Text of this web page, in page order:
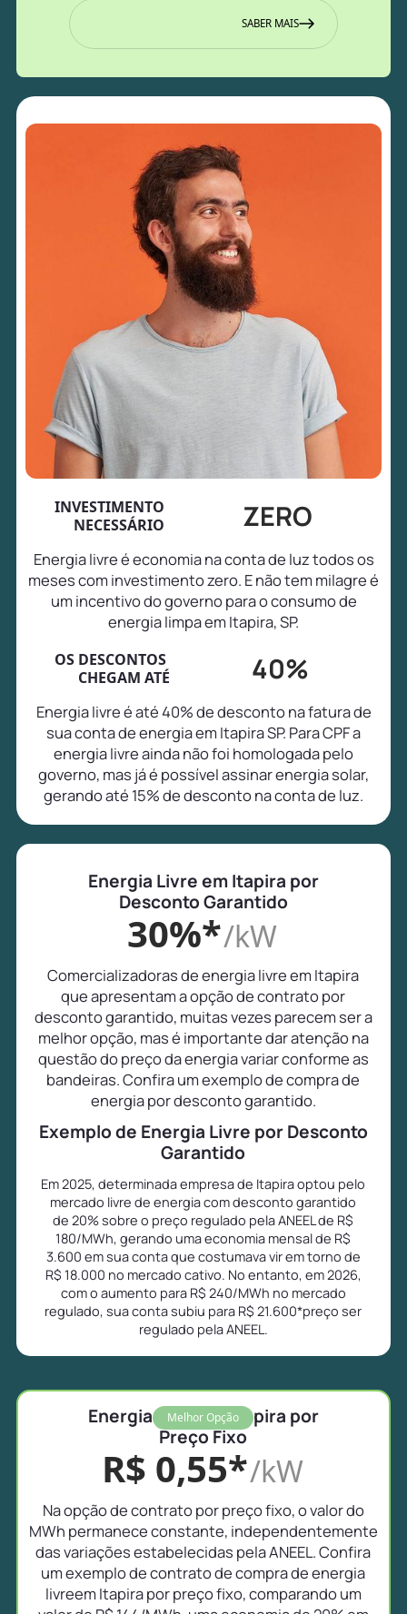
SABER MAIS
INVESTIMENTO
NECESSÁRIO
ZERO
Energia livre é economia na conta de luz todos os
meses com investimento zero. E não tem milagre é
um incentivo do governo para o consumo de
energia limpa em Itapira, SP.
OS DESCONTOS
CHEGAM ATÉ
40%
Energia livre é até 40% de desconto na fatura de
sua conta de energia em Itapira SP. Para CPF a
energia livre ainda não foi homologada pelo
governo, mas já é possível assinar energia solar,
gerando até 15% de desconto na conta de luz.
Energia Livre em Itapira por
Desconto Garantido
30%*/kW
Comercializadoras de energia livre em Itapira
que apresentam a opção de contrato por
desconto garantido, muitas vezes parecem ser a
melhor opção, mas é importante dar atenção na
questão do preço da energia variar conforme as
bandeiras. Confira um exemplo de compra de
energia por desconto garantido.
Exemplo de Energia Livre por Desconto
Garantido
Em 2025, determinada empresa de Itapira optou pelo
mercado livre de energia com desconto garantido
de 20% sobre o preço regulado pela ANEEL de R$
180/MWh, gerando uma economia mensal de R$
3.600 em sua conta que costumava vir em torno de
R$ 18.000 no mercado cativo. No entanto, em 2026,
com o aumento para R$ 240/MWh no mercado
regulado, sua conta subiu para R$ 21.600*preço ser
regulado pela ANEEL.
Melhor Opção
Energia Livre em Itapira por
Preço Fixo
R$ 0,55*/kW
Na opção de contrato por preço fixo, o valor do
MWh permanece constante, independentemente
das variações estabelecidas pela ANEEL. Confira
um exemplo de contrato de compra de energia
livreem Itapira por preço fixo, comparando um